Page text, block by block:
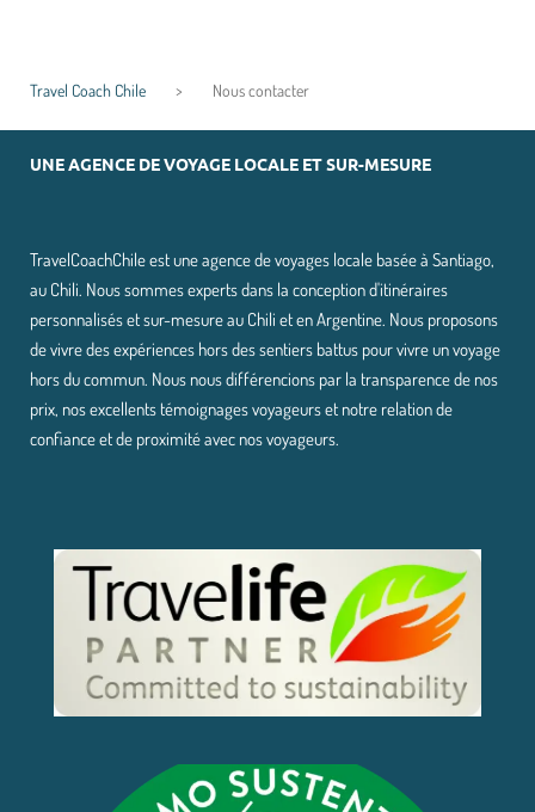
Travel Coach Chile > Nous contacter
UNE AGENCE DE VOYAGE LOCALE ET SUR-MESURE
TravelCoachChile est une agence de voyages locale basée à Santiago,
au Chili. Nous sommes experts dans la conception d'itinéraires
personnalisés et sur-mesure au Chili et en Argentine. Nous proposons
de vivre des expériences hors des sentiers battus pour vivre un voyage
hors du commun. Nous nous différencions par la transparence de nos
prix, nos excellents témoignages voyageurs et notre relation de
confiance et de proximité avec nos voyageurs.